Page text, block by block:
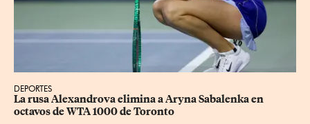
DEPORTES
La rusa Alexandrova elimina a Aryna Sabalenka en
octavos de WTA 1000 de Toronto